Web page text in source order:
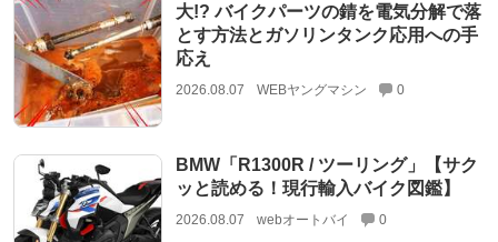
大!? バイクパーツの錆を電気分解で落
とす方法とガソリンタンク応用への手
応え
2026.08.07 WEBヤングマシン 0
BMW「R1300R / ツーリング」【サク
ッと読める！現行輸入バイク図鑑】
2026.08.07 webオートバイ 0